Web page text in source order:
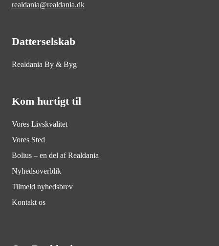
realdania@realdania.dk
Datterselskab
Realdania By & Byg
Kom hurtigt til
Vores Livskvalitet
Vores Sted
Bolius – en del af Realdania
Nyhedsoverblik
Tilmeld nyhedsbrev
Kontakt os